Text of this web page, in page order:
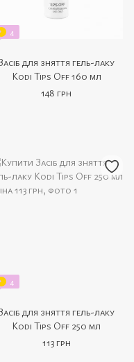
4
для зняття гель-лаку
Kodi Tips Off 160 мл
148 грн
4
для зняття гель-лаку
Kodi Tips Off 250 мл
113 грн